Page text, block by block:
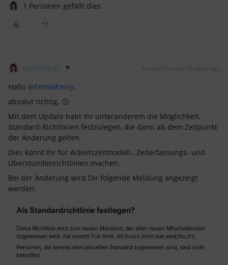
1 Personen gefällt dies
KatharinaS. Forum|Forum|16 days ago
Hallo ​ @EmmaEmily,
absolut richtig. 🙂
Mit dem Update habt Ihr unteranderem die Möglichkeit,
Standard-Richtlinien festzulegen, die dann ab dem Zeitpunkt
der Änderung gelten.
Dies könnt Ihr für Arbeitszeitmodell-, Zeiterfassungs- und
Überstundenrichtlinien machen.
Bei der Änderung wird Dir folgende Meldung angezeigt
werden: